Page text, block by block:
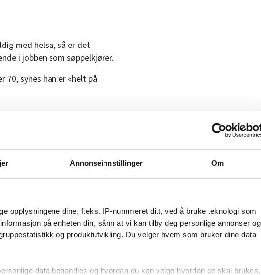
Annonseinnstillinger Om
opplysningene dine, f.eks. IP-nummeret ditt, ved å bruke teknologi som
på enheten din, sånn at vi kan tilby deg personlige annonser og
og produktutvikling. Du velger hvem som bruker dine data
data behandles og hvordan du kan velge hvordan de skal brukes.
med helsa, så er det
i jobben som søppelkjører.
70, synes han er «helt på
Der jobber hun med
kommer ikke til å klare
jeg er bare 51, forteller hun.